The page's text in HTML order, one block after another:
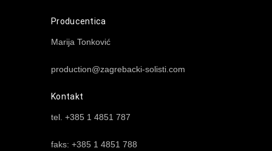
Producentica
Marija Tonković
production@zagrebacki-solisti.com
Kontakt
tel. +385 1 4851 787
faks: +385 1 4851 788